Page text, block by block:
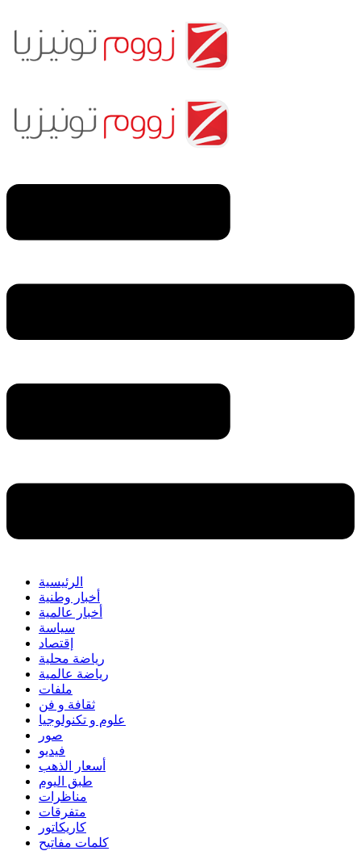
الرئيسية
أخبار وطنية
أخبار عالمية
سياسة
إقتصاد
رياضة محلية
رياضة عالمية
ملفات
ثقافة و فن
علوم و تكنولوجيا
صور
فيديو
أسعار الذهب
طبق اليوم
مناظرات
متفرقات
كاريكاتور
كلمات مفاتيح